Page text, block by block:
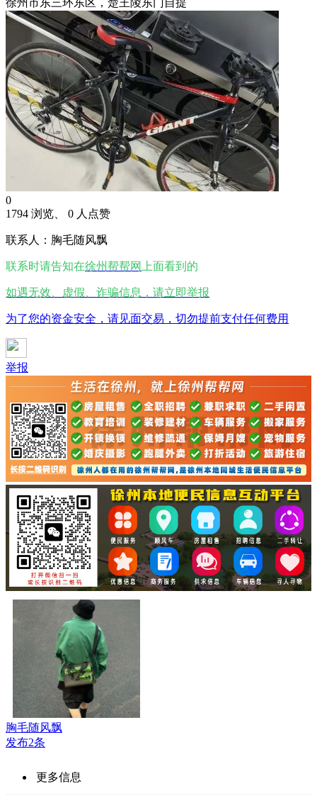
0
1794 浏览、 0 人点赞
联系人：胸毛随风飘
联系时请告知在徐州帮帮网 上面看到的
如遇无效、虚假、诈骗信息，请立即举报
为了您的资金安全，请见面交易，切勿提前支付任何费用
举报
胸毛随风飘
发布2条
更多信息